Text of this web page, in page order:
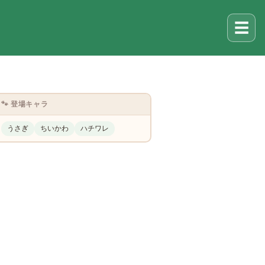
☰
🐾 登場キャラ
うさぎ ちいかわ ハチワレ